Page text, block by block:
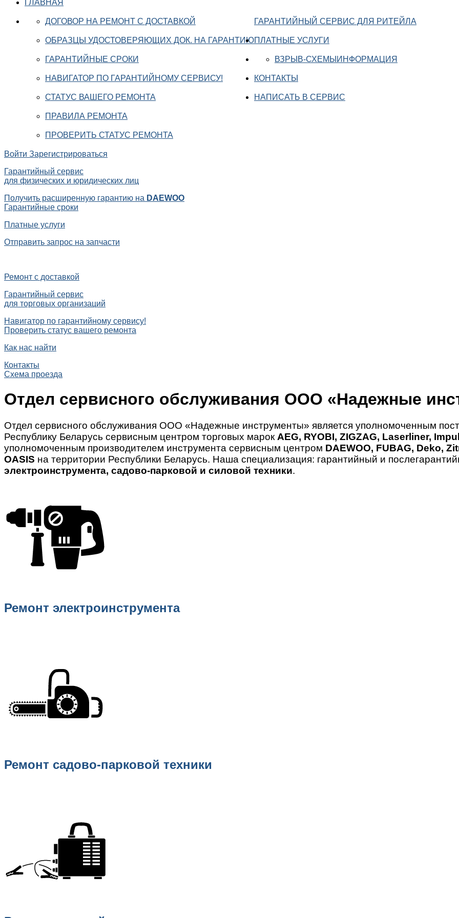
ГЛАВНАЯ
ГАРАНТИЙНЫЙ СЕРВИС ДЛЯ РИТЕЙЛА
ДОГОВОР НА РЕМОНТ С ДОСТАВКОЙ
ОБРАЗЦЫ УДОСТОВЕРЯЮЩИХ ДОК. НА ГАРАНТИЮ
ГАРАНТИЙНЫЕ СРОКИ
НАВИГАТОР ПО ГАРАНТИЙНОМУ СЕРВИСУ!
СТАТУС ВАШЕГО РЕМОНТА
ПРАВИЛА РЕМОНТА
ПРОВЕРИТЬ СТАТУС РЕМОНТА
ПЛАТНЫЕ УСЛУГИ
ИНФОРМАЦИЯ
ВЗРЫВ-СХЕМЫ
КОНТАКТЫ
НАПИСАТЬ В СЕРВИС
Войти Зарегистрироваться
Гарантийный сервис
для физических и юридических лиц
Получить расширенную гарантию на DAEWOO
Гарантийные сроки
Платные услуги
Отправить запрос на запчасти
Ремонт с доставкой
Гарантийный сервис
для торговых организаций
Навигатор по гарантийному сервису!
Проверить статус вашего ремонта
Как нас найти
Контакты
Схема проезда
Отдел сервисного обслуживания ООО «Надежные
Отдел сервисного обслуживания ООО «Надежные инструменты» является уполномоченным
Республику Беларусь сервисным центром торговых марок AEG, RYOBI, ZIGZAG, Laserliner,
уполномоченным производителем инструмента сервисным центром DAEWOO, FUBAG, Deko,
OASIS на территории Республики Беларусь. Наша специализация: гарантийный и
электроинструмента, садово-парковой и силовой техники.
Ремонт электроинструмента
Ремонт садово-парковой техники